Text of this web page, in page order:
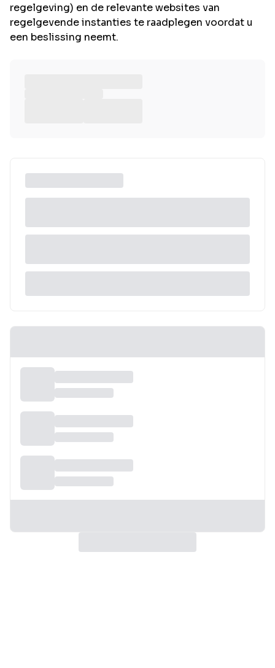
regelgeving) en de relevante websites van
regelgevende instanties te raadplegen voordat u
een beslissing neemt.